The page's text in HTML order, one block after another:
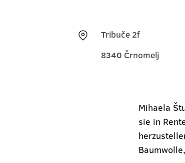
Tribuče 2f
8340 Črnomelj
Mihaela
sie in